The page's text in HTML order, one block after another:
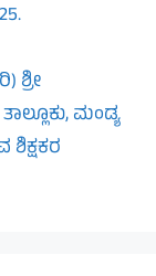
ಶ್ರೀ
ಮಂಡ್ಯ
ಶಿಕ್ಷಕರ